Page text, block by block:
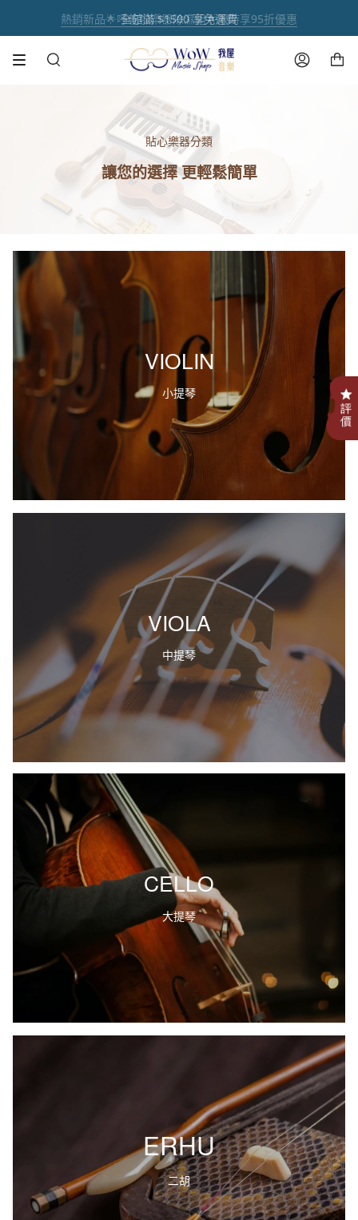
熱銷新品🌟呼乾啦樂器除濕組🌟限時享95折優惠
全館滿 $1500 享免運費
熱銷商品✨ 魔鏡樂器拋光膏🪞
音樂人送禮首選【禮盒優惠套組 🎁】
註冊官網會員 【領取點數1000點】🌟
搜
帳
貼心樂器分類
讓您的選擇 更輕鬆簡單
VIOLIN
小提琴
VIOLA
中提琴
CELLO
大提琴
ERHU
二胡